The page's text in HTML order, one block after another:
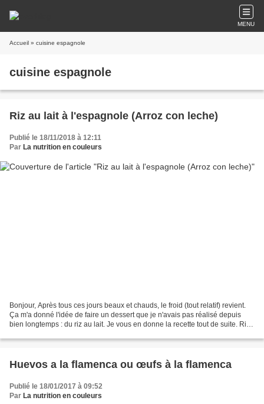
MENU
Accueil » cuisine espagnole
cuisine espagnole
Riz au lait à l'espagnole (Arroz con leche)
Publié le 18/11/2018 à 12:11
Par La nutrition en couleurs
Bonjour, Après tous ces jours beaux et chauds, le froid (tout relatif) revient.
Ça m'a donné l'idée de faire un dessert que je n'avais pas réalisé depuis
bien longtemps : du riz au lait. Je vous en donne la recette tout de suite. Riz
Huevos a la flamenca ou œufs à la flamenca
Publié le 18/01/2017 à 09:52
Par La nutrition en couleurs